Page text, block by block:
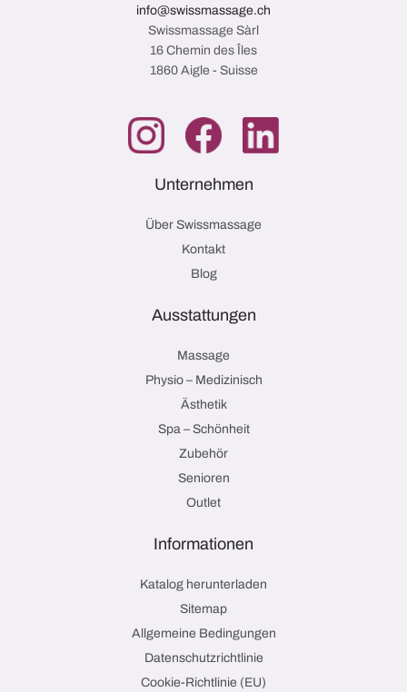
info@swissmassage.ch
Swissmassage Sàrl
16 Chemin des Îles
1860 Aigle - Suisse
Unternehmen
Über Swissmassage
Kontakt
Blog
Ausstattungen
Massage
Physio – Medizinisch
Ästhetik
Spa – Schönheit
Zubehör
Senioren
Outlet
Informationen
Katalog herunterladen
Sitemap
Allgemeine Bedingungen
Datenschutzrichtlinie
Cookie-Richtlinie (EU)